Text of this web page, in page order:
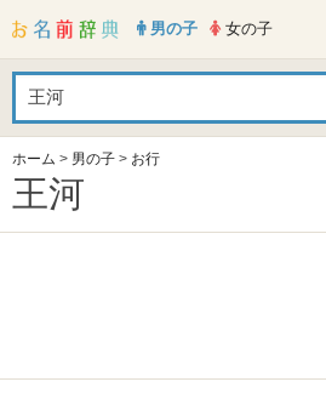
男の子 女の子
ホーム > 男の子 > お行
王河